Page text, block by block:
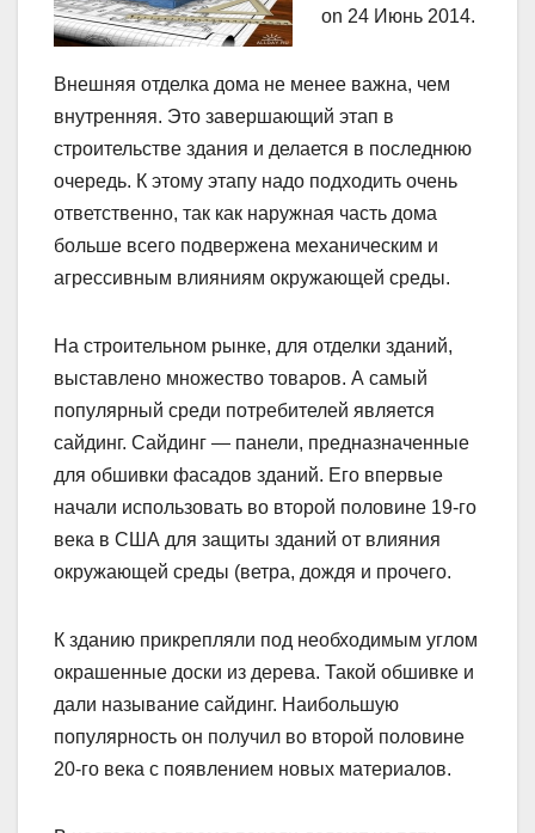
on 24 Июнь 2014.
Внешняя отделка дома не менее важна, чем
внутренняя. Это завершающий этап в
строительстве здания и делается в последнюю
очередь. К этому этапу надо подходить очень
ответственно, так как наружная часть дома
больше всего подвержена механическим и
агрессивным влияниям окружающей среды.
На строительном рынке, для отделки зданий,
выставлено множество товаров. А самый
популярный среди потребителей является
сайдинг. Сайдинг — панели, предназначенные
для обшивки фасадов зданий. Его впервые
начали использовать во второй половине 19-го
века в США для защиты зданий от влияния
окружающей среды (ветра, дождя и прочего.
К зданию прикрепляли под необходимым углом
окрашенные доски из дерева. Такой обшивке и
дали называние сайдинг. Наибольшую
популярность он получил во второй половине
20-го века с появлением новых материалов.